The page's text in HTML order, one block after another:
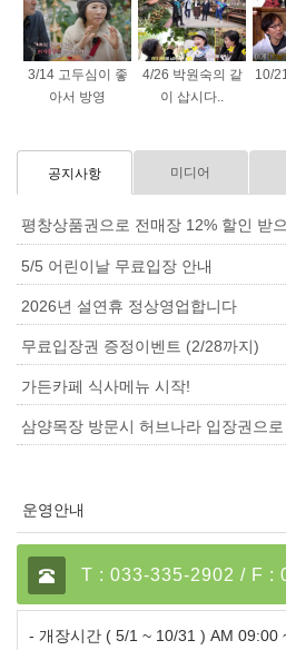
3/14 고두심이 좋
아서 방영
4/26 박원숙의 같
이 삽시다..
10/
공지사항 미디어
평창상품권으로 전매장 12% 할인 받
5/5 어린이날 무료입장 안내
2026년 설연휴 정상영업합니다
무료입장권 증정이벤트 (2/28까지)
가든카페 식사메뉴 시작!
삼양목장 방문시 허브나라 입장권으로
운영안내
T : 033-335-2902 / F :
- 개장시간 ( 5/1 ~ 10/31 ) AM 09:00